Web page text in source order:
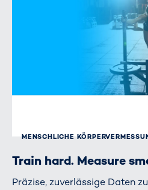
MENSCHLICHE
Train hard. Measure
Präzise, zuverlässige Daten